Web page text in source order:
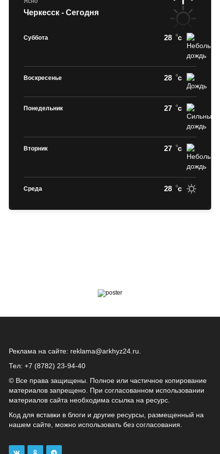
Черкесск - Сегодня
Суббота 28 c
Воскресенье 28 c
Понедельник 27 c
Вторник 27 c
Среда 28 c
Реклама на сайте: reklama@arkhyz24.ru
Тел: +7 (8782) 23‑94‑40
© Все права защищены. Полное или частичное копирование
материалов запрещено. При согласованном использовании
материалов сайта необходима ссылка на ресурс.
Код для вставки в блоги и другие ресурсы, размещенный на
нашем сайте, можно использовать без согласования.